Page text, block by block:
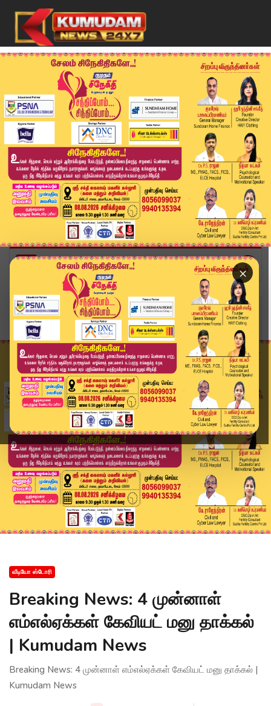
×
Home
வீடியோ ஸ்டோரி
Breaking News: 4 முன்னாள் எம்எல்ஏக்கள் கேவியட் ...
வீடியோ ஸ்டோரி
Breaking News: 4 முன்னாள்
எம்எல்ஏக்கள் கேவியட் மனு தாக்கல்
| Kumudam News
Breaking News: 4 முன்னாள் எம்எல்ஏக்கள் கேவியட் மனு தாக்கல் |
Kumudam News